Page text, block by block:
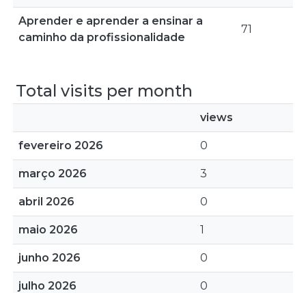
Aprender e aprender a ensinar a
caminho da profissionalidade
71
Total visits per month
views
fevereiro 2026 0
março 2026 3
abril 2026 0
maio 2026 1
junho 2026 0
julho 2026 0